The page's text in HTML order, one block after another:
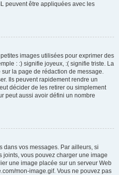
peuvent être appliquées avec les
images utilisées pour exprimer des
: :) signifie joyeux, :( signifie triste. La
la page de rédaction de message.
Ils peuvent rapidement rendre un
décider de les retirer ou simplement
peut aussi avoir défini un nombre
dans vos messages. Par ailleurs, si
joints, vous pouvez charger une image
une image placée sur un serveur Web
mon-image.gif. Vous ne pouvez pas